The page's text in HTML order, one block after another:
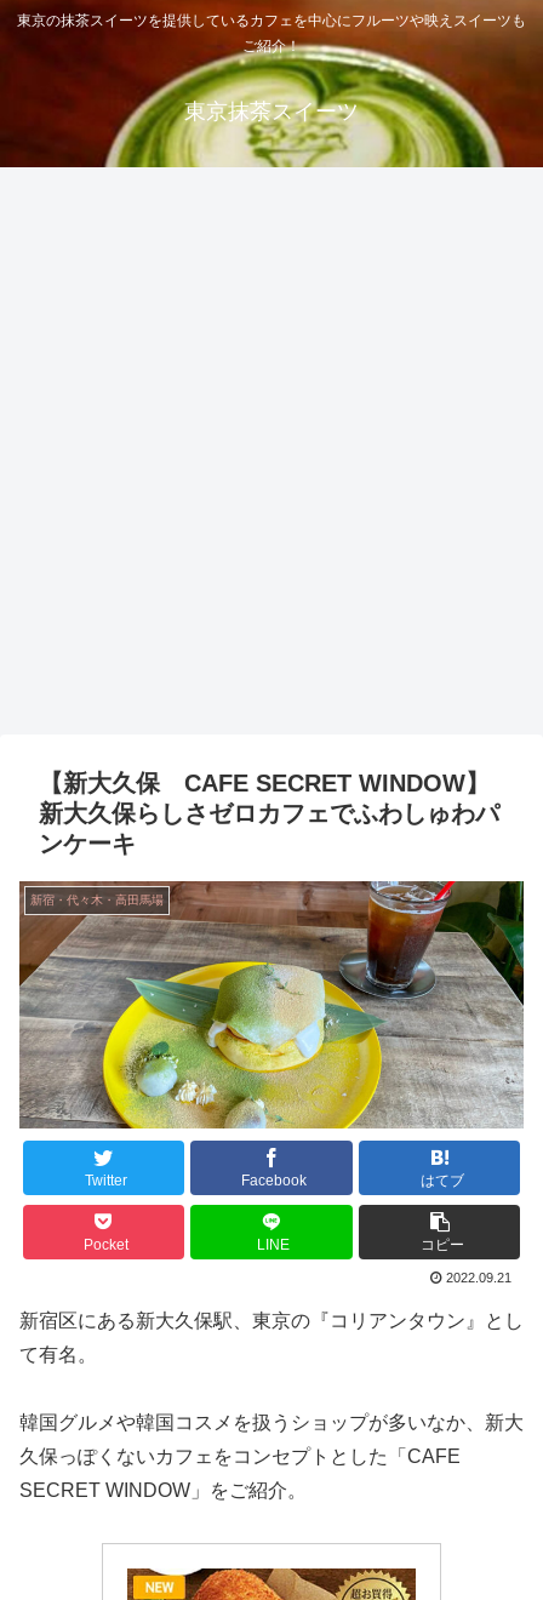
東京の抹茶スイーツを提供しているカフェを中心にフルーツや映えスイーツも
ご紹介！
東京抹茶スイーツ
【新大久保 CAFE SECRET WINDOW】
新大久保らしさゼロカフェでふわしゅわパ
ンケーキ
新宿・代々木・高田馬場
Twitter Facebook はてブ
Pocket LINE コピー
2022.09.21
新宿区にある新大久保駅、東京の『コリアンタウン』とし
て有名。
韓国グルメや韓国コスメを扱うショップが多いなか、新大
久保っぽくないカフェをコンセプトとした「CAFE
SECRET WINDOW」をご紹介。